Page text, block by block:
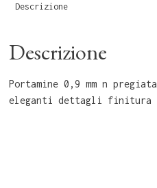
Descrizione
Descrizione
Portamine 0,9 mm n
eleganti dettagli finitura